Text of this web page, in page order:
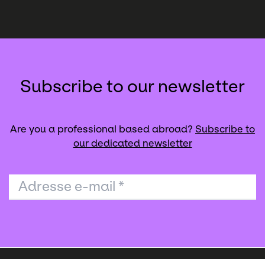
Subscribe to our newsletter
Are you a professional based abroad? Subscribe to
our dedicated newsletter
Adresse e-mail *